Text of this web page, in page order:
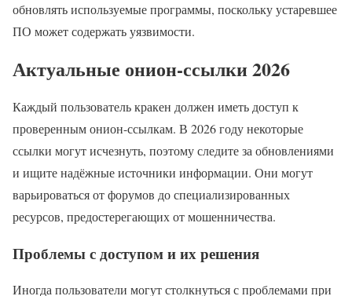
обновлять используемые программы, поскольку устаревшее
ПО может содержать уязвимости.
Актуальные онион-ссылки 2026
Каждый пользователь кракен должен иметь доступ к
проверенным онион-ссылкам. В 2026 году некоторые
ссылки могут исчезнуть, поэтому следите за обновлениями
и ищите надёжные источники информации. Они могут
варьироваться от форумов до специализированных
ресурсов, предостерегающих от мошенничества.
Проблемы с доступом и их решения
Иногда пользователи могут столкнуться с проблемами при